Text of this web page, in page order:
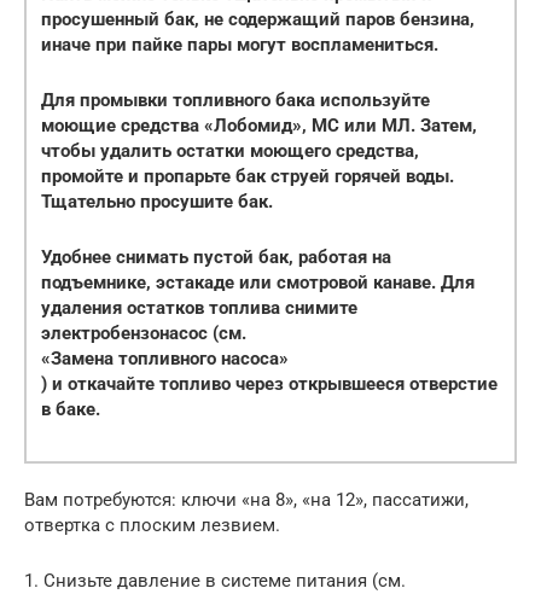
просушенный бак, не содержащий паров бензина,
иначе при пайке пары могут воспламениться.
Для промывки топливного бака используйте
моющие средства «Лобомид», МС или МЛ. Затем,
чтобы удалить остатки моющего средства,
промойте и пропарьте бак струей горячей воды.
Тщательно просушите бак.
Удобнее снимать пустой бак, работая на
подъемнике, эстакаде или смотровой канаве. Для
удаления остатков топлива снимите
электробензонасос (см.
«Замена топливного насоса»
) и откачайте топливо через открывшееся отверстие
в баке.
Вам потребуются: ключи «на 8», «на 12», пассатижи,
отвертка с плоским лезвием.
1. Снизьте давление в системе питания (см.